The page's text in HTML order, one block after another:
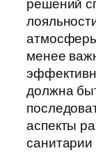
решений
менее
должна
аспекты
санитарии